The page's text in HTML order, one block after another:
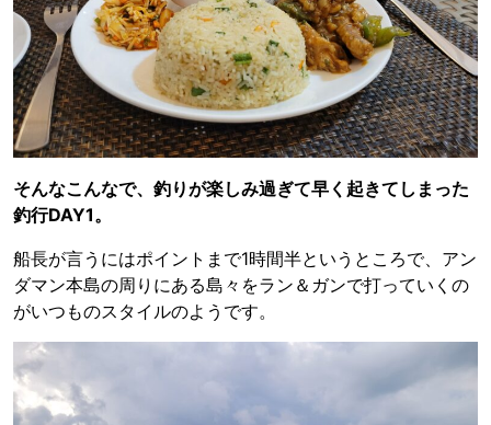
そんなこんなで、釣りが楽しみ過ぎて早く起きてしまった
釣行DAY1。
船長が言うにはポイントまで1時間半というところで、アン
ダマン本島の周りにある島々をラン＆ガンで打っていくの
がいつものスタイルのようです。